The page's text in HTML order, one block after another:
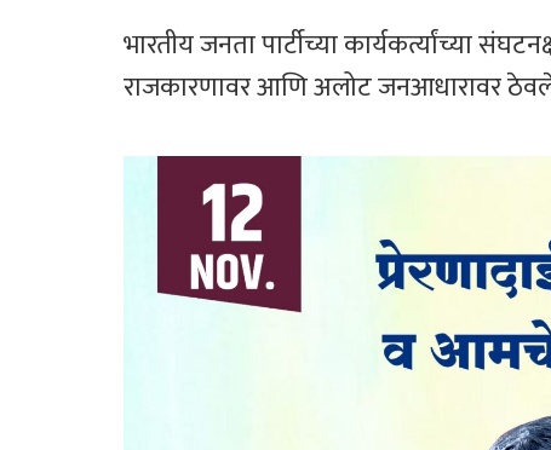
भारतीय जनता पार्टीच्या कार्यकर्त्यांच्या
राजकारणावर आणि अलोट जनआधारावर